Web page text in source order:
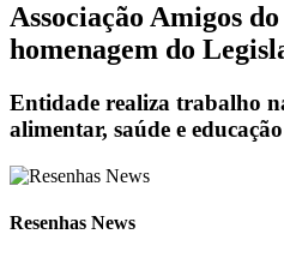
Associação Amigos
homenagem do
Entidade realiza trabalho
alimentar, saúde e
Resenhas News